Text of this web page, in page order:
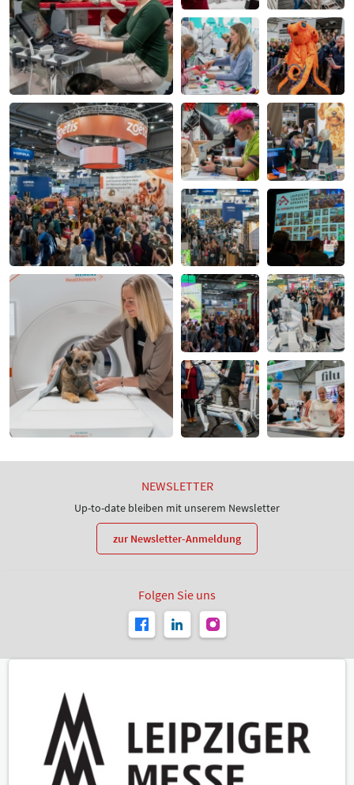
NEWSLETTER
Up-to-date bleiben mit unserem Newsletter
zur Newsletter-Anmeldung
Folgen Sie uns